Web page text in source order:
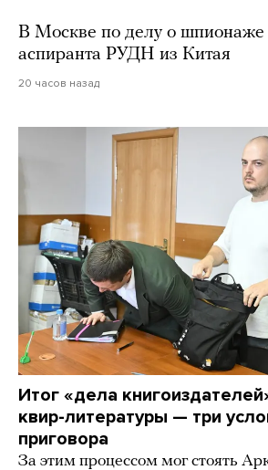
В Москве по делу о шпионаже
аспиранта РУДН из Китая
20 часов назад
Итог «дела
квир-литературы — три
приговора
За этим процессом мог стоять